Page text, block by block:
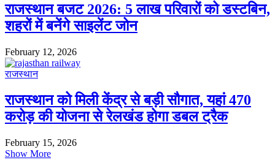
राजस्थान बजट 2026: 5 लाख परिवारों को डस्टबिन,
शहरों में बनेंगे साइलेंट जोन
February 12, 2026
राजस्थान
राजस्थान को मिली केंद्र से बड़ी सौगात, यहां 470
करोड़ की योजना से रेलखंड होगा डबल ट्रैक
February 15, 2026
Show More